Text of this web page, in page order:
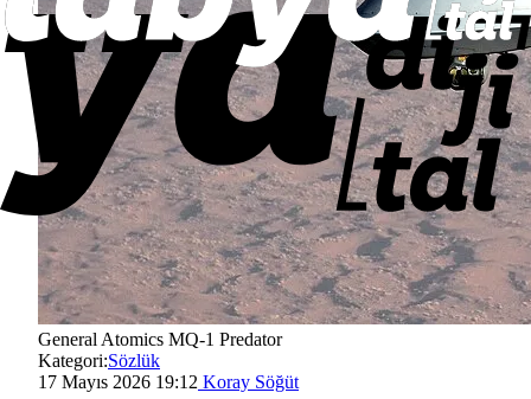
General Atomics MQ-1 Predator
Kategori:Sözlük
17 Mayıs 2026 19:12 Koray Söğüt